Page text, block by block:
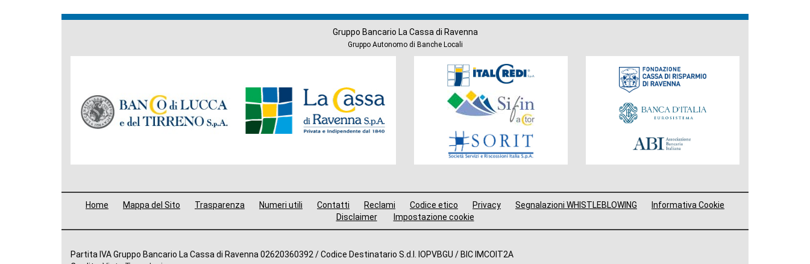
Gruppo Bancario La Cassa di Ravenna
Gruppo Autonomo di Banche Locali
Gruppo
Società
Gruppo
Fondazione
Menù
Home Mappa del Sito Trasparenza Numeri utili Contatti Reclami Codice etico Privacy Segnalazioni WHISTLEBLOWING
Informativa Cookie
Disclaimer
Impostazione cookie
Altre
Partita IVA Gruppo Bancario La Cassa di Ravenna 02620360392 / Codice Destinatario S.d.I. IOPVBGU / BIC IMCOIT2A